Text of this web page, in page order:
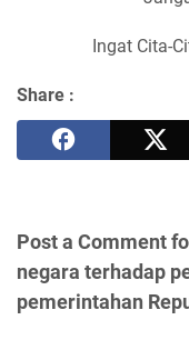
Ingat Cita-
Share :
Post a Comment
negara terhadap
pemerintahan